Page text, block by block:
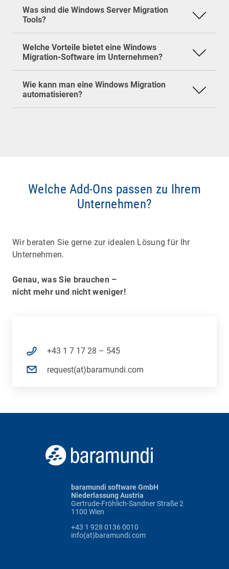
Was sind die Windows Server Migration
Tools?
Aufwand umziehen.
Welche Vorteile bietet eine Windows
Migration-Software im Unternehmen?
Zeitersparnis
für die IT-Abteilung
Transparenzfür die Überwachung des
wieder einsatzbereit sind
Wie kann man eine Windows Migration
automatisieren?
Am besten mit zentralen Management-Tools
lassen sich standardisierte Images verteilen,
Treiber automatisch einspielen und Userdaten im
zu stemmen.
Welche Add-Ons passen zu Ihrem
Unternehmen?
Wir beraten Sie gerne zur idealen Lösung für Ihr
Unternehmen.
Genau, was Sie brauchen –
nicht mehr und nicht weniger!
+43 1 7 17 28 – 545
request(at)baramundi.com
baramundi software GmbH
Niederlassung Austria
Gertrude-Fröhlich-Sandner Straße 2
1100 Wien
+43 1 928 0136 0010
info(at)baramundi.com